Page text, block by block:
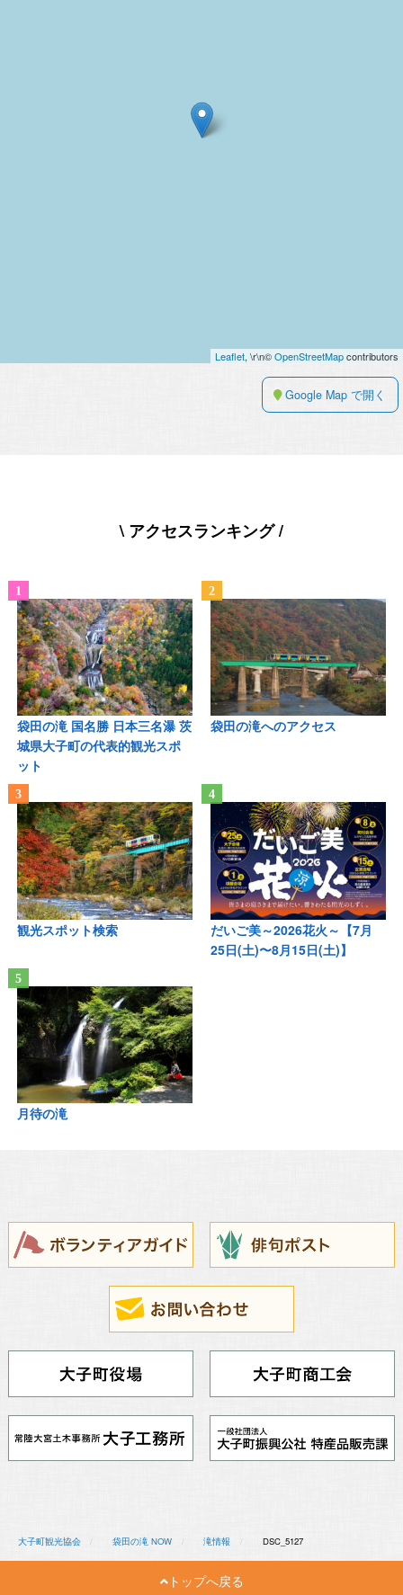
Leaflet, \r\n©OpenStreetMapcontributors
Google Map で開く
\ アクセスランキング /
袋田の滝 国名勝 日本三名瀑 茨
城県大子町の代表的観光スポ
ット
袋田の滝へのアクセス
観光スポット検索
だいご美～2026花火～【7月
25日(土)〜8月15日(土)】
月待の滝
大子町観光協会 袋田の滝 NOW 滝情報 DSC_5127
トップへ戻る